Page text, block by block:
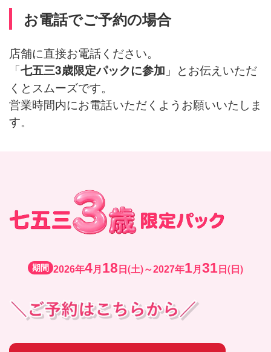
お電話でご予約の場合
店舗に直接お電話ください。
「七五三3歳限定パックに参加 」とお伝えいただ
くとスムーズです。
営業時間内にお電話いただくようお願いいたしま
す。
期間 2026年4月18日(土)～2027年1月31日(日)